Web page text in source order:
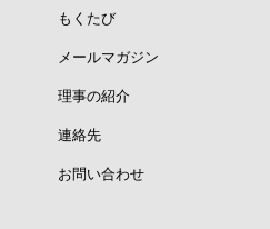
もくたび
メールマガジン
理事の紹介
連絡先
お問い合わせ